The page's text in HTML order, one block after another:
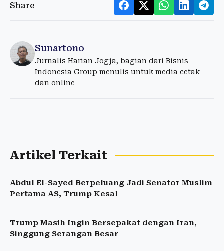
Share
Sunartono
Jurnalis Harian Jogja, bagian dari Bisnis
Indonesia Group menulis untuk media cetak
dan online
Artikel Terkait
Abdul El-Sayed Berpeluang Jadi Senator Muslim
Pertama AS, Trump Kesal
Trump Masih Ingin Bersepakat dengan Iran,
Singgung Serangan Besar